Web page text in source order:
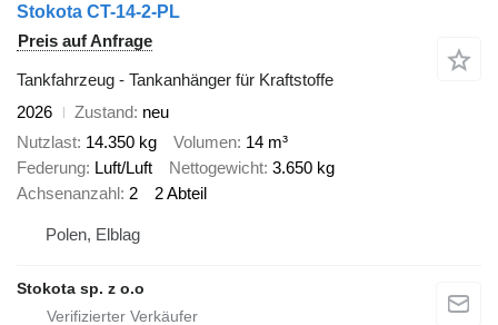
Stokota CT-14-2-PL
Preis auf Anfrage
Tankfahrzeug - Tankanhänger für Kraftstoffe
2026
Zustand neu
Nutzlast 14.350 kg Volumen 14 m³
Federung Luft/Luft Nettogewicht 3.650 kg
Achsenanzahl 2 2 Abteil
Polen, Elblag
Stokota sp. z o.o